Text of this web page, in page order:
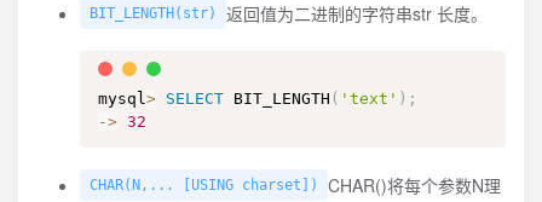
BIT_LENGTH(str) 返回值为二进制的字符串str 长度。
mysql> SELECT BIT_LENGTH ( 'text' ) ;
-> 32
CHAR(N,... [USING charset])
CHAR()将每个参数N理